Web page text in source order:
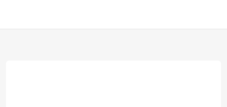
p